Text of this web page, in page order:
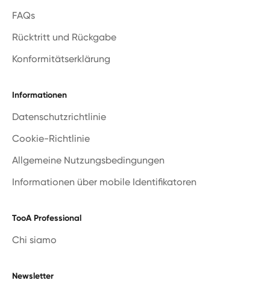
FAQs
Rücktritt und Rückgabe
Konformitätserklärung
Informationen
Datenschutzrichtlinie
Cookie-Richtlinie
Allgemeine Nutzungsbedingungen
Informationen über mobile Identifikatoren
TooA Professional
Chi siamo
Newsletter